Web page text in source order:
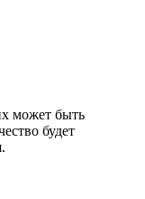
может быть
будет